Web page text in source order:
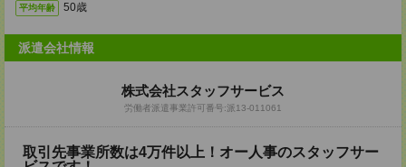
平均年齢 50歳
派遣会社情報
株式会社スタッフサービス
労働者派遣事業許可番号:派13-011061
取引先事業所数は4万件以上！オー人事のスタッフサー